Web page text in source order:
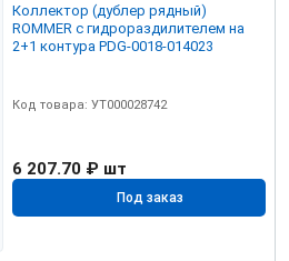
Коллектор (дублер рядный)
ROMMER с гидрораздилителем на
2+1 контура PDG-0018-014023
Код товара: УТ000028742
6 207.70 ₽ шт
Под заказ